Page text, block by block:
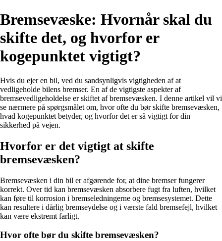
Bremsevæske: Hvornår skal du
skifte det, og hvorfor er
kogepunktet vigtigt?
Hvis du ejer en bil, ved du sandsynligvis vigtigheden af at
vedligeholde bilens bremser. En af de vigtigste aspekter af
bremsevedligeholdelse er skiftet af bremsevæsken. I denne artikel vil vi
se nærmere på spørgsmålet om, hvor ofte du bør skifte bremsevæsken,
hvad kogepunktet betyder, og hvorfor det er så vigtigt for din
sikkerhed på vejen.
Hvorfor er det vigtigt at skifte
bremsevæsken?
Bremsevæsken i din bil er afgørende for, at dine bremser fungerer
korrekt. Over tid kan bremsevæsken absorbere fugt fra luften, hvilket
kan føre til korrosion i bremseledningerne og bremsesystemet. Dette
kan resultere i dårlig bremseydelse og i værste fald bremsefejl, hvilket
kan være ekstremt farligt.
Hvor ofte bør du skifte bremsevæsken?